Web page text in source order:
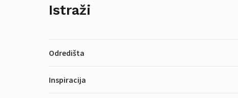
Istraži
Odredišta
Inspiracija